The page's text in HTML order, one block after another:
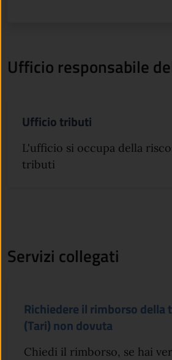
Ufficio responsabile
Ufficio tributi
L'ufficio si occupa della
tributi
Servizi collegati
Richiedere il rimborso della
(Tari) non dovuta
Chiedi il rimborso, se hai